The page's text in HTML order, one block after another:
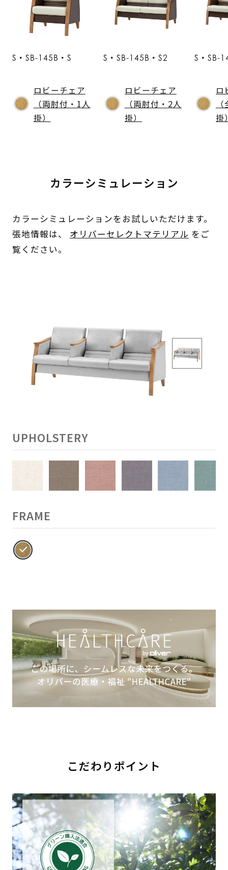
S・SB-145B・S
ロビーチェア
（両肘付・1人
掛）
S・SB-145B・S2
ロビーチェア
（両肘付・2人
掛）
S・SB-
ロ
掛
カラーシミュレーション
カラーシミュレーションをお試しいただけます。
張地情報は、 オリバーセレクトマテリアル をご
覧ください。
UPHOLSTERY
FRAME
こだわりポイント